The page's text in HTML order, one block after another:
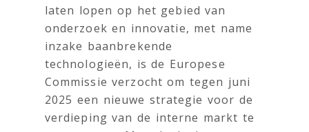
laten lopen op het gebied van
onderzoek en innovatie, met name
inzake baanbrekende
technologieën, is de Europese
Commissie verzocht om tegen juni
2025 een nieuwe strategie voor de
verdieping van de interne markt te